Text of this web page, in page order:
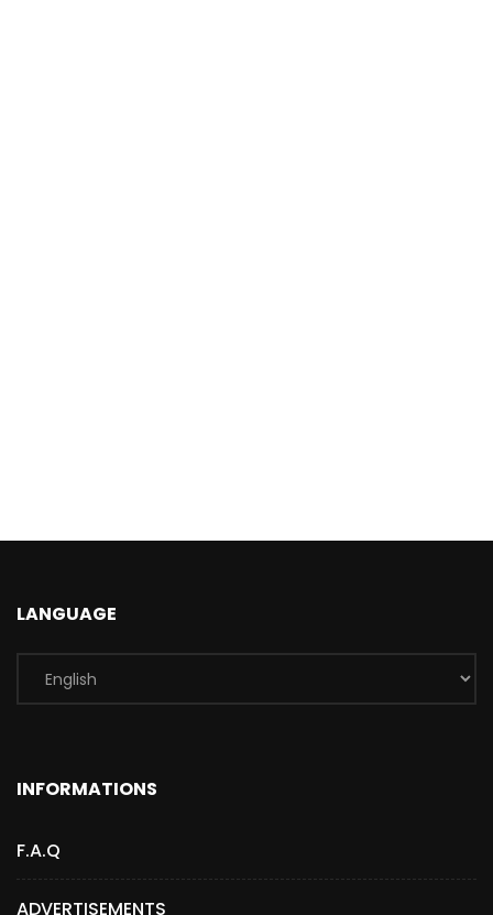
LANGUAGE
INFORMATIONS
F.A.Q
ADVERTISEMENTS